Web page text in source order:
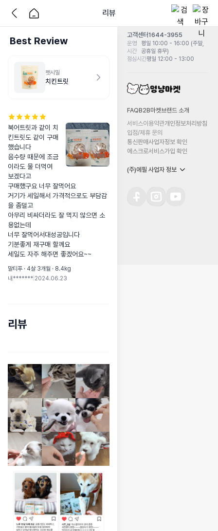
리뷰
Best Review
펫시밀
치킨트릿
북어트릿과 같이 치
킨트릿도 같이 구매
했습니다
음수량 때문에 조금
이라도 물 더먹여
보겠다고
구매했구요 너무 잘먹어요
거기가 세일해서 가격적으로도 부담감
을 좀덜고
아무리 비싸더라도 잘 먹지 않으면 소
용없는데
너무 잘먹어서대성공입니다
기분좋게 재구매 할께요
세일도 자주 해주면 좋겠어요~~
말티푸 · 4살 3개월 · 8.4kg
내******* 2024.06.23
리뷰
고객센터1644-3955
운영
시간
평일 10:00 - 16:00 (주말,
공휴일 휴무)
점심시간평일 12:00 - 13:00
FAQB2B마켓 브랜드 소개
서비스이용약관개인정보처리방침
입점/제휴 문의
통신판매사업자정보 확인
에스크로서비스가입 확인
(주)에필 사업자 정보